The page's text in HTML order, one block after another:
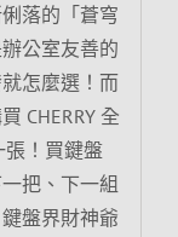
落的「蒼穹
公室友善的
怎麼選！而
CHERRY 全
張！買鍵盤
把、下一組
盤界財神爺